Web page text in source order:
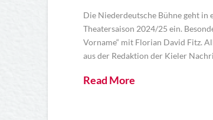
Die Niederdeutsche Bühne geht in
Theatersaison 2024/25 ein.
Vorname“ mit Florian David Fitz.
aus der Redaktion der Kieler
Read More